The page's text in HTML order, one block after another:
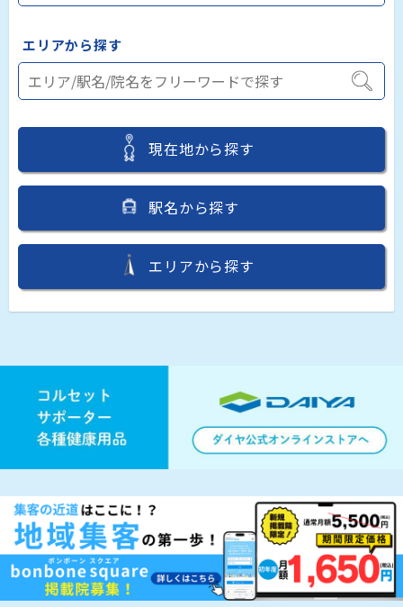
エリアから探す
現在地から探す
駅名から探す
エリアから探す